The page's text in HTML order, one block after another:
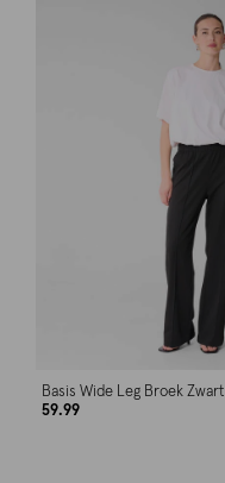
Basis Wide Leg Broek Zwart
59.99